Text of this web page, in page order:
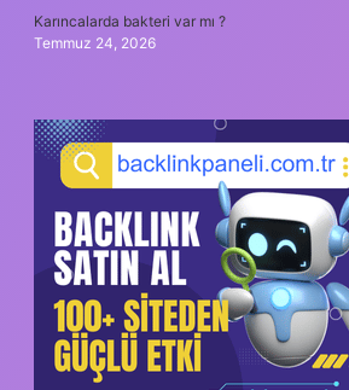
Karıncalarda bakteri var mı ?
Temmuz 24, 2026